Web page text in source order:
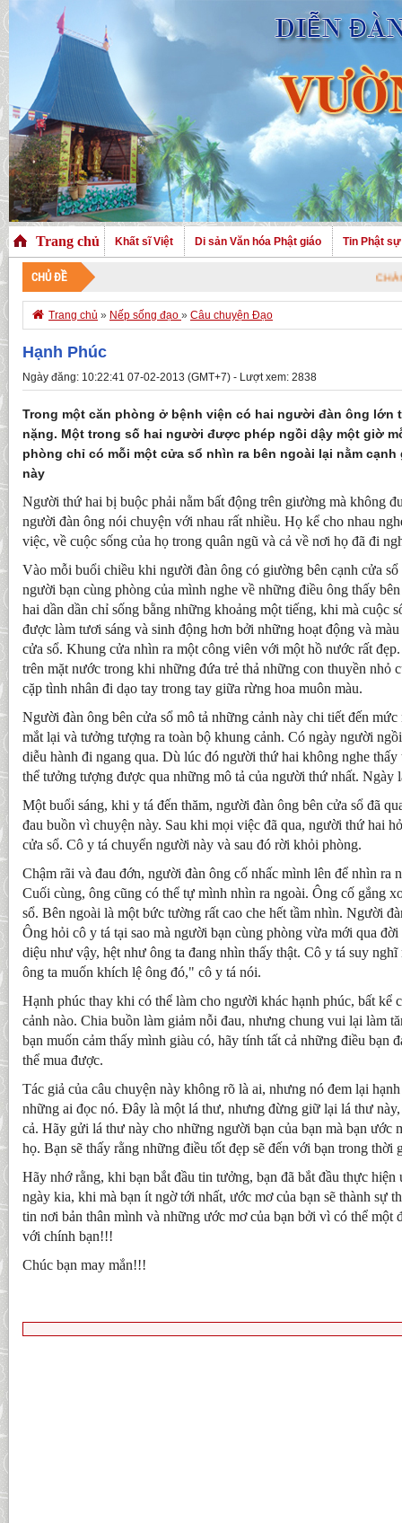
Trang chủ Khất sĩ Việt Di sản Văn hóa Phật giáo Tin Phật sự
CHỦ ĐỀ CHÀO MỪNG
 Trang chủ » Nếp sống đạo » Câu chuyện Đạo
Hạnh Phúc
Ngày đăng: 10:22:41 07-02-2013 (GMT+7) - Lượt xem: 2838
Trong một căn phòng ở bệnh viện có hai người đàn ông lớn
nặng. Một trong số hai người được phép ngồi dậy một giờ
phòng chỉ có mỗi một cửa sổ nhìn ra bên ngoài lại nằm
này
Người thứ hai bị buộc phải nằm bất động trên giường mà không
người đàn ông nói chuyện với nhau rất nhiều. Họ kể cho nhau
việc, về cuộc sống của họ trong quân ngũ và cả về nơi họ đã đi
Vào mỗi buổi chiều khi người đàn ông có giường bên cạnh cửa
người bạn cùng phòng của mình nghe về những điều ông thấy
hai dần dần chỉ sống bằng những khoảng một tiếng, khi mà cuộc
được làm tươi sáng và sinh động hơn bởi những hoạt động và
cửa sổ. Khung cửa nhìn ra một công viên với một hồ nước rất
trên mặt nước trong khi những đứa trẻ thả những con thuyền nhỏ
cặp tình nhân đi dạo tay trong tay giữa rừng hoa muôn màu.
Người đàn ông bên cửa sổ mô tả những cảnh này chi tiết đến
mắt lại và tưởng tượng ra toàn bộ khung cảnh. Có ngày người
diễu hành đi ngang qua. Dù lúc đó người thứ hai không nghe thấy
thể tưởng tượng được qua những mô tả của người thứ nhất. Ngày
Một buổi sáng, khi y tá đến thăm, người đàn ông bên cửa sổ đã
đau buồn vì chuyện này. Sau khi mọi việc đã qua, người thứ hai
cửa sổ. Cô y tá chuyển người này và sau đó rời khỏi phòng.
Chậm rãi và đau đớn, người đàn ông cố nhấc mình lên để nhìn ra
Cuối cùng, ông cũng có thể tự mình nhìn ra ngoài. Ông cố gắng
sổ. Bên ngoài là một bức tường rất cao che hết tầm nhìn. Người
Ông hỏi cô y tá tại sao mà người bạn cùng phòng vừa mới qua
diệu như vậy, hệt như ông ta đang nhìn thấy thật. Cô y tá suy
ông ta muốn khích lệ ông đó," cô y tá nói.
Hạnh phúc thay khi có thể làm cho người khác hạnh phúc, bất kể
cảnh nào. Chia buồn làm giảm nỗi đau, nhưng chung vui lại làm
bạn muốn cảm thấy mình giàu có, hãy tính tất cả những điều bạn
thể mua được.
Tác giả của câu chuyện này không rõ là ai, nhưng nó đem lại
những ai đọc nó. Đây là một lá thư, nhưng đừng giữ lại lá thư
cả. Hãy gửi lá thư này cho những người bạn của bạn mà bạn ước
họ. Bạn sẽ thấy rằng những điều tốt đẹp sẽ đến với bạn trong thời
Hãy nhớ rằng, khi bạn bắt đầu tin tưởng, bạn đã bắt đầu thực
ngày kia, khi mà bạn ít ngờ tới nhất, ước mơ của bạn sẽ thành sự
tin nơi bản thân mình và những ước mơ của bạn bởi vì có thể một
với chính bạn!!!
Chúc bạn may mắn!!!